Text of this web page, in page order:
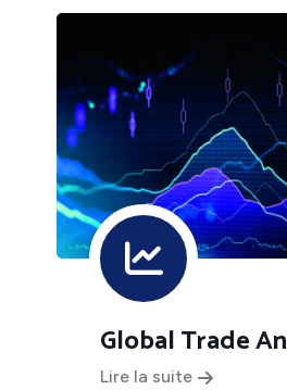
Global Trade
Lire la suite